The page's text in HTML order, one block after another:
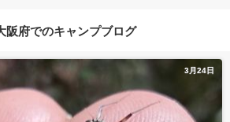
阪府でのキャンプブログ
3月24日